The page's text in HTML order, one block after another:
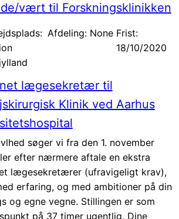
vært til Forskningsklinikken
Afdeling: None Frist:
18/10/2020
lægesekretær til
Klinik ved Aarhus
søger vi fra den 1. november
efter nærmere aftale en ekstra
lægesekretærer (ufravigeligt krav),
erfaring, og med ambitioner på din
og egne vegne. Stillingen er som
på 37 timer ugentlig. Dine